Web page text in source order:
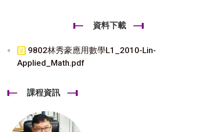
資料下載
9802林秀豪應用數學L1_2010-Lin-
Applied_Math.pdf
課程資訊